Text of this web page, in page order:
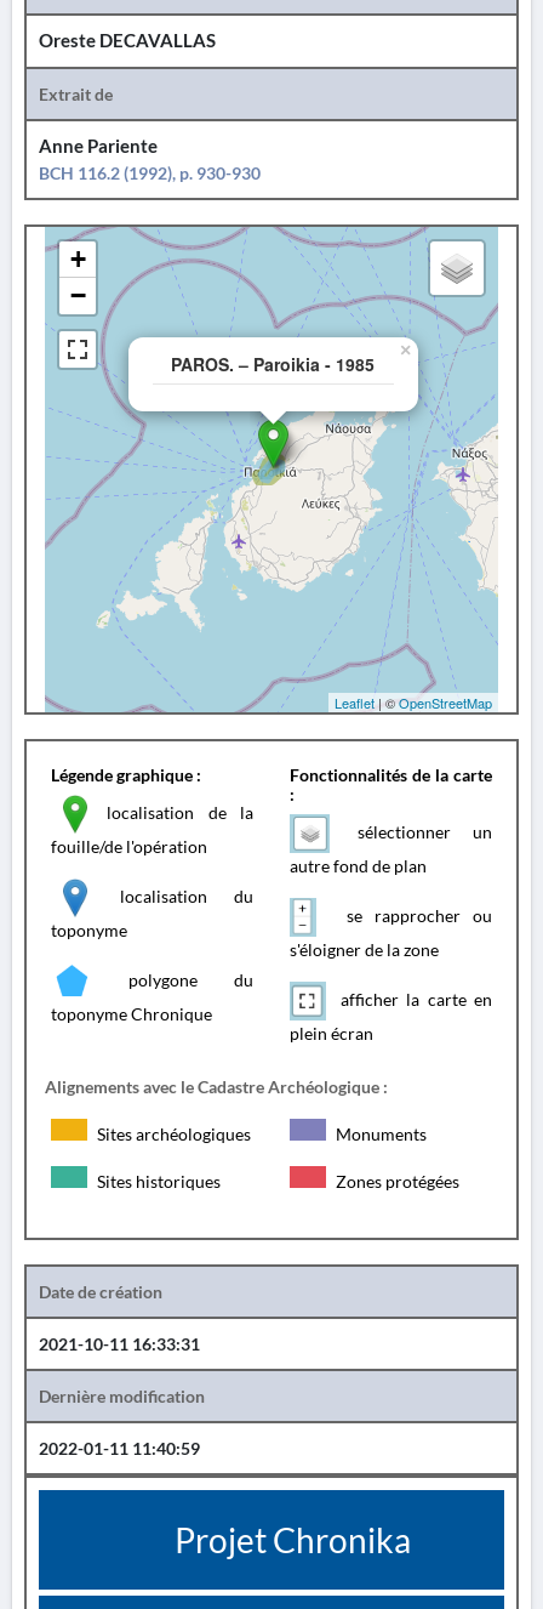
Oreste DECAVALLAS
Extrait de
Anne Pariente
BCH 116.2 (1992), p. 930-930
PAROS. – Paroikia - 1985
×
+
−
Leaflet| ©OpenStreetMap
Légende graphique :
localisation de la
fouille/de l'opération
localisation du
toponyme
polygone du
toponyme Chronique
Fonctionnalités de la carte
:
sélectionner un
autre fond de plan
se rapprocher ou
s'éloigner de la zone
afficher la carte en
plein écran
Alignements avec le Cadastre Archéologique :
Sites archéologiques Monuments
Sites historiques Zones protégées
Date de création
2021-10-11 16:33:31
Dernière modification
2022-01-11 11:40:59
Projet Chronika